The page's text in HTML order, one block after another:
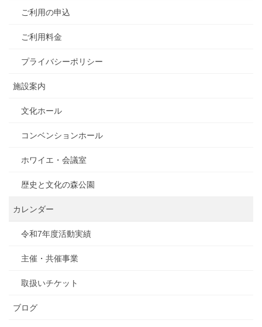
ご利用の申込
ご利用料金
プライバシーポリシー
施設案内
文化ホール
コンベンションホール
ホワイエ・会議室
歴史と文化の森公園
カレンダー
令和7年度活動実績
主催・共催事業
取扱いチケット
ブログ